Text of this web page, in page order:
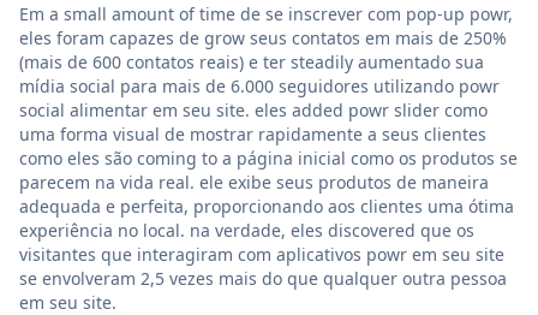
Em a small amount of time de se inscrever com pop-up powr,
eles foram capazes de grow seus contatos em mais de 250%
(mais de 600 contatos reais) e ter steadily aumentado sua
mídia social para mais de 6.000 seguidores utilizando powr
social alimentar em seu site. eles added powr slider como
uma forma visual de mostrar rapidamente a seus clientes
como eles são coming to a página inicial como os produtos se
parecem na vida real. ele exibe seus produtos de maneira
adequada e perfeita, proporcionando aos clientes uma ótima
experiência no local. na verdade, eles discovered que os
visitantes que interagiram com aplicativos powr em seu site
se envolveram 2,5 vezes mais do que qualquer outra pessoa
em seu site.